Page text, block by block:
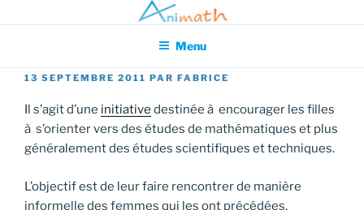
au
principal
Association pour l'Animation en Mathématiques
Menu
PUBLIÉ
13 SEPTEMBRE 2011 PAR FABRICE
Il s’agit d’une initiative destinée à encourager les filles
à s’orienter vers des études de mathématiques et plus
généralement des études scientifiques et techniques.
L’objectif est de leur faire rencontrer de manière
informelle des femmes qui les ont précédées,